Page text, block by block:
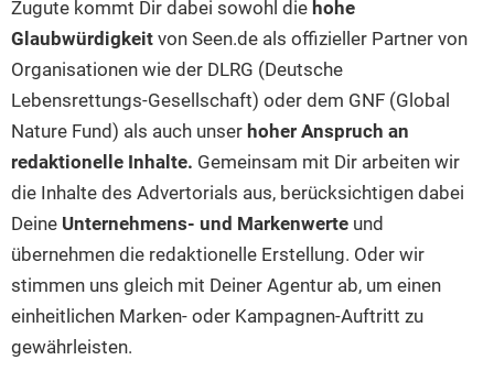
Romantik Hotels
Kanu- & Kajak-Urlaub
Wanderurlaub
Bikeurlaub
Auszeit & Wellness
Wellness-Hotels
Ausgefallenes
Häuser auf dem Wasser
Hundefreundliche Unterkünfte
Unsere See-Highlights
Deutschlands schönste Seen
Top Seen nach Bundesländern
Top Seen nach Regionen
Deutschlands Lieblingsseen
Seen in Europa
Österreich
Schweiz
Frankreich
Niederlande
Zugute kommt Dir dabei sowohl die hohe
Glaubwürdigkeit von Seen.de als offizieller Partner von
Organisationen wie der DLRG (Deutsche
Lebensrettungs-Gesellschaft) oder dem GNF (Global
Nature Fund) als auch unser hoher Anspruch an
redaktionelle Inhalte. Gemeinsam mit Dir arbeiten wir
die Inhalte des Advertorials aus, berücksichtigen dabei
Deine Unternehmens- und Markenwerte und
übernehmen die redaktionelle Erstellung. Oder wir
stimmen uns gleich mit Deiner Agentur ab, um einen
einheitlichen Marken- oder Kampagnen-Auftritt zu
gewährleisten.